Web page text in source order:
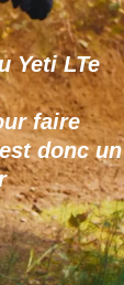
Yeti LTe
faire
donc un